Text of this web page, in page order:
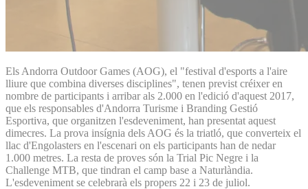
Els Andorra Outdoor Games (AOG), el "festival d'esports a l'aire
lliure que combina diverses disciplines", tenen previst créixer en
nombre de participants i arribar als 2.000 en l'edició d'aquest 2017,
que els responsables d'Andorra Turisme i Branding Gestió
Esportiva, que organitzen l'esdeveniment, han presentat aquest
dimecres. La prova insígnia dels AOG és la triatló, que converteix el
llac d'Engolasters en l'escenari on els participants han de nedar
1.000 metres. La resta de proves són la Trial Pic Negre i la
Challenge MTB, que tindran el camp base a Naturlàndia.
L'esdeveniment se celebrarà els propers 22 i 23 de juliol.